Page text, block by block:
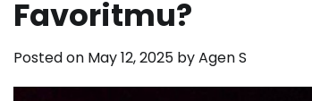
Favoritmu?
Posted on May 12, 2025 byAgen S